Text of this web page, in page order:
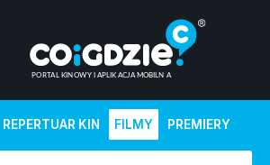
REPERTUAR KIN FILMY PREMIERY